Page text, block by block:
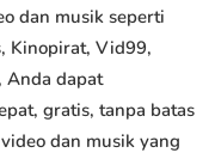
dan musik seperti
Kinopirat, Vid99,
Anda dapat
gratis, tanpa batas
dan musik yang